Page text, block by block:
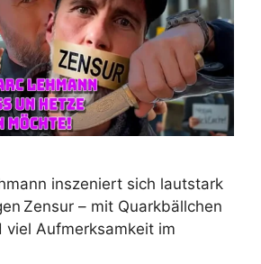
inszeniert sich lautstark
Zensur – mit Quarkbällchen
viel Aufmerksamkeit im